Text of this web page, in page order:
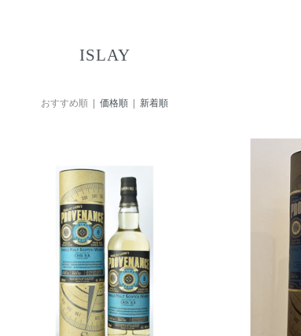
ISLAY
おすすめ順 | 価格順 新着順